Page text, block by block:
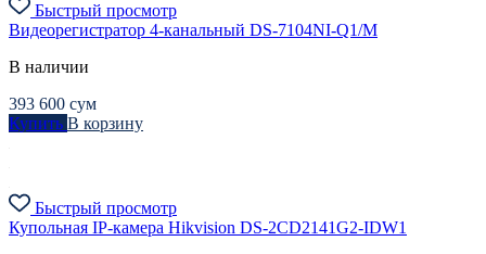
Быстрый просмотр
Видеорегистратор 4-канальный DS-7104NI-Q1/M
В наличии
393 600 сум
Купить В корзину
Быстрый просмотр
Купольная IP-камера Hikvision DS-2CD2141G2-IDW1